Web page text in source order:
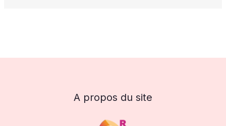
A propos du site